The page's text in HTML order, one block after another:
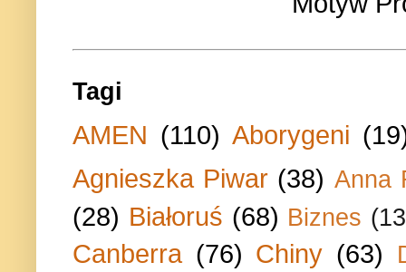
Tagi
AMEN (110) Aborygeni
Agnieszka Piwar (38) Anna
(28) Białoruś (68) Biznes
Canberra (76) Chiny (63)